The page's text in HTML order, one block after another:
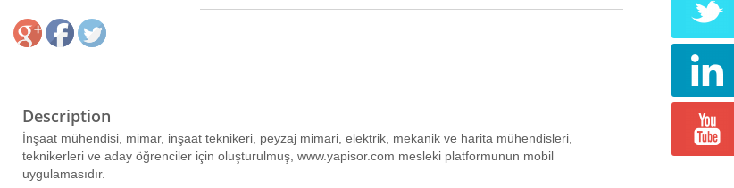
Description
İnşaat mühendisi, mimar, inşaat teknikeri, peyzaj mimari, elektrik, mekanik ve harita mühendisleri,
teknikerleri ve aday öğrenciler için oluşturulmuş, www.yapisor.com mesleki platformunun mobil
uygulamasıdır.